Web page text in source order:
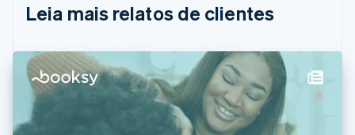
Leia mais relatos de clientes
Bulgária
EnglishFrançais
China continental
简体中文 English